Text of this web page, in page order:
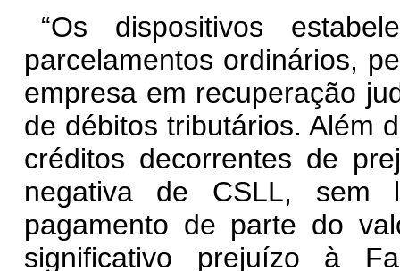
“Os dispositivos
parcelamentos ordinários,
empresa em recuperação
de débitos tributários. Além
créditos decorrentes de
negativa de CSLL, sem
pagamento de parte do
significativo prejuízo à